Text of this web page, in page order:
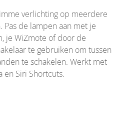
verlichting op meerdere
de lampen aan met je
je WiZmote of door de
te gebruiken om tussen
te schakelen. Werkt met
en Siri Shortcuts.